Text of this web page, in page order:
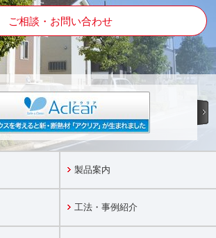
ご相談・お問い合わせ
製品案内
工法・事例紹介